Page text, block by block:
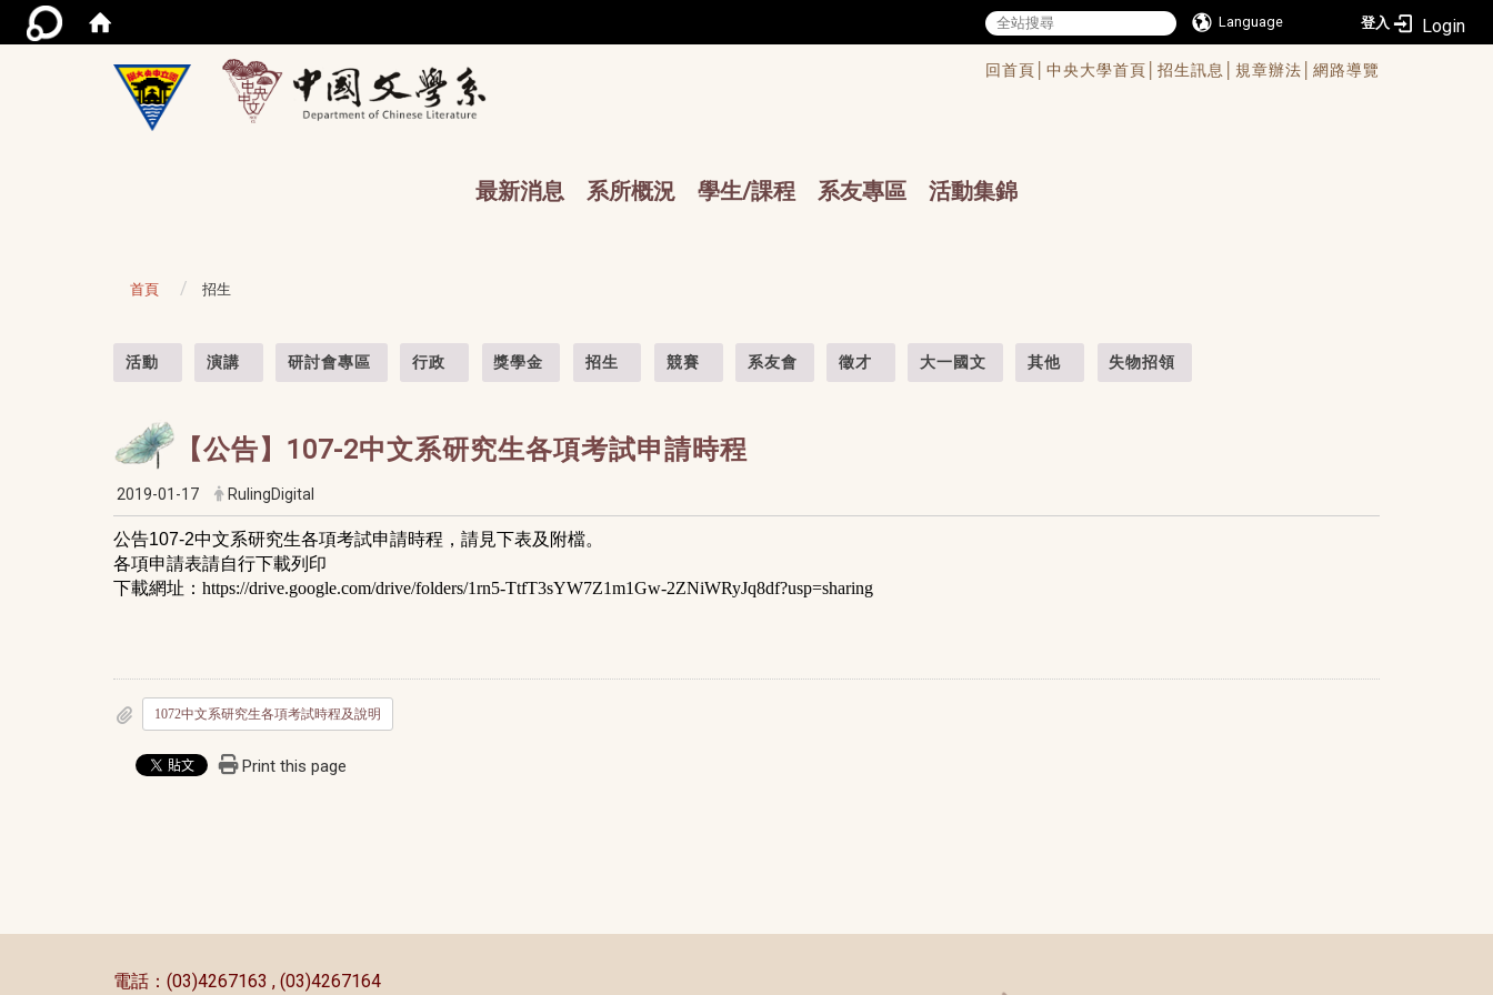
Language 登入
回首頁│ 中央大學首頁│ 招生訊息│ 規章辦法│ 網路導覽
最新消息 系所概況 學生/課程 系友專區 活動集錦
首頁 招生
活動 演講 研討會專區 行政 獎學金 招生 競賽 系友會 徵才 大一國文 其他 失物招領
【公告】107-2中文系研究生各項考試申請時程
2019-01-17 RulingDigital
公告107-2中文系研究生各項考試申請時程，請見下表及附檔。
各項申請表請自行下載列印
下載網址： https://drive.google.com/drive/folders/1rn5-TtfT3sYW7Z1m1Gw-2ZNiWRyJq8df?usp=sharing
1072中文系研究生各項考試時程及說明
Print this page
電話：(03)4267163 , (03)4267164